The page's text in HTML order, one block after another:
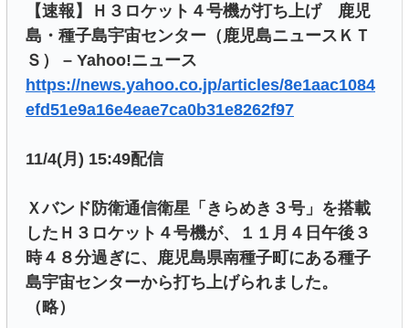
【速報】Ｈ３ロケット４号機が打ち上げ 鹿児
島・種子島宇宙センター（鹿児島ニュースＫＴ
Ｓ） – Yahoo!ニュース
https://news.yahoo.co.jp/articles/8e1aac1084
efd51e9a16e4eae7ca0b31e8262f97
11/4(月) 15:49配信
Ｘバンド防衛通信衛星「きらめき３号」を搭載
したＨ３ロケット４号機が、１１月４日午後３
時４８分過ぎに、鹿児島県南種子町にある種子
島宇宙センターから打ち上げられました。
（略）